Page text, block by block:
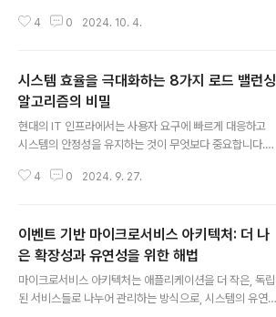
템이 장애로부터 우아하게 복구하고, 여러 서비스 간 데이
통해 확장성과 유연성을 높일 수 있지만, 서비스들이 서로
이러한 서비스들이 빈번하게 스케일링(증가/감소), 이동,
또는 재시작되기 때문에 각 서비스의 위치가 동적으로 변
할 수 있다는 점입니다.초기의 모놀리식 아키텍처에서는
모든 서비스가 하나의 코드베이스에 통합되어 있어 통신이
서 서비스들이 서로 독립적으로 배포되기 때문에 서비스
4 0 2024. 10. 4.
시스템 효율을 극대화하는 8가지 로드 밸런싱
알고리즘의 비밀
현대의 IT 인프라에서는 사용자 요구에 빠르게 대응하고
시스템의 안정성을 유지하는 것이 무엇보다 중요합니다.
로드 밸런싱은 네트워크 트래픽을 여러 서버에 고르게 분
버, 데이터베이스 서버, 애플리케이션 서버 등 다양한 영역
에서 필수적으로 사용되고 있습니다.이번 블로그에서는 대
표적인 8가지 로드 밸런싱 알고리즘에 대해 상세히 알아보
고, 각각의 특징과 동작 방식, 그리고 주의 사항에 대해 살
펴보겠습니다.1. Round Robin (라운드 로빈)특징 및 동작
4 0 2024. 9. 27.
이벤트 기반 마이크로서비스 아키텍처: 더 나
은 확장성과 유연성을 위한 해법
마이크로서비스 아키텍처는 애플리케이션을 더 작은, 독립
된 서비스들로 나누어 관리하는 방식으로, 시스템의 유연